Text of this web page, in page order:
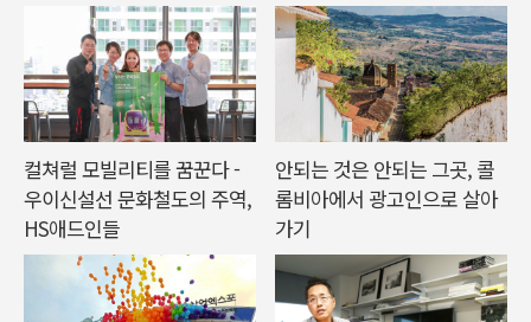
컬쳐럴 모빌리티를 꿈꾼다 -
우이신설선 문화철도의 주역,
HS애드인들
안되는 것은 안되는 그곳, 콜
롬비아에서 광고인으로 살아
가기